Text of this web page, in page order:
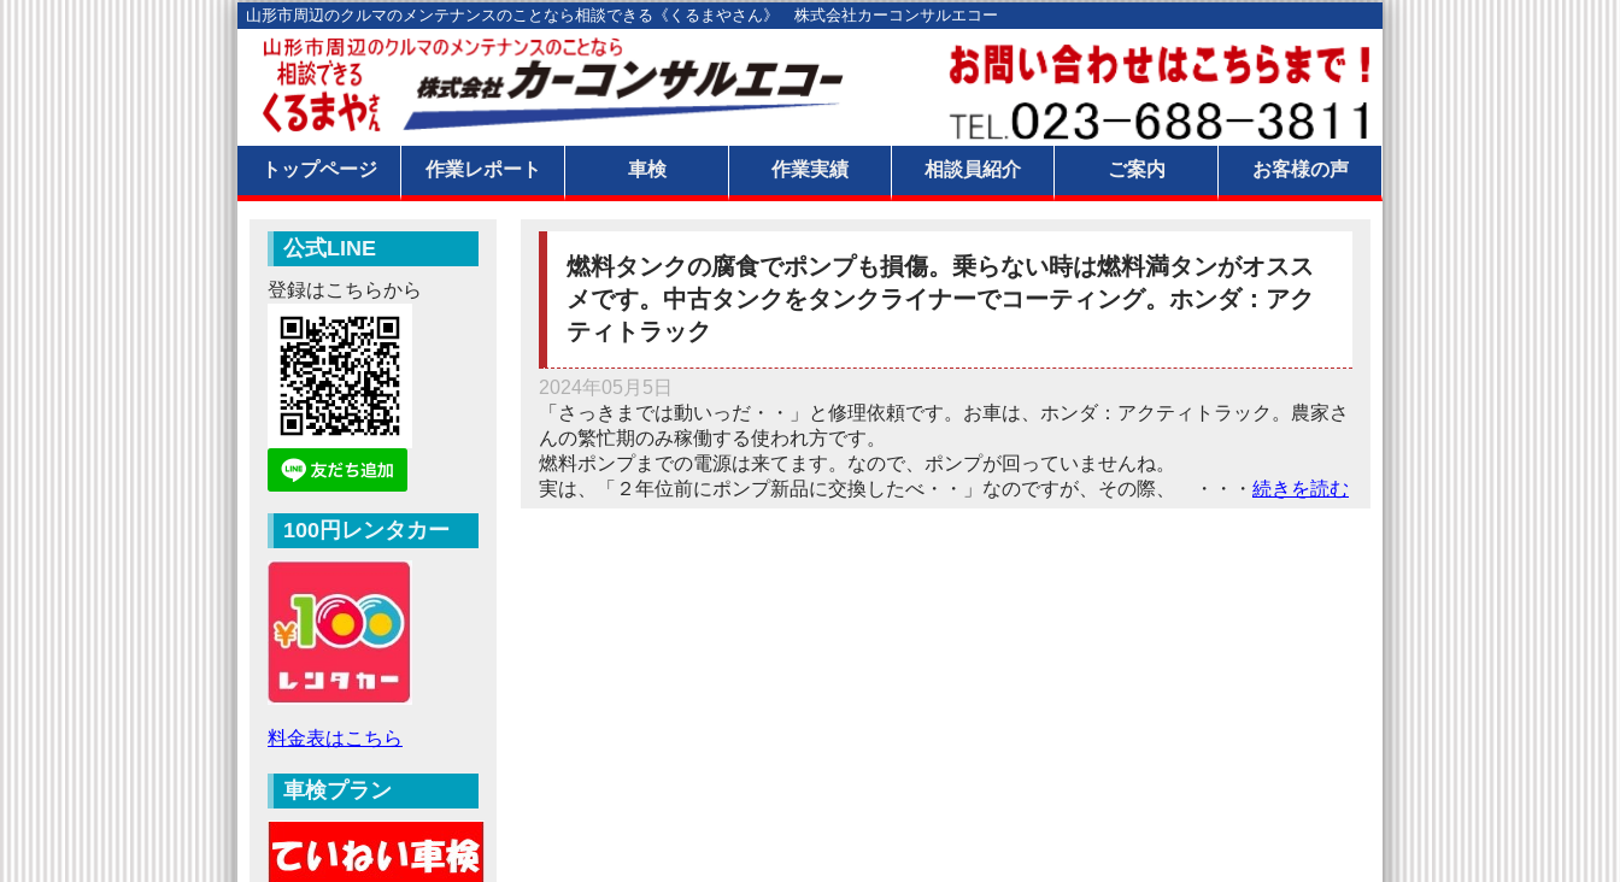
山形市周辺のクルマのメンテナンスのことなら相談できる《くるまやさん》 株式会社カーコンサルエコー
トップページ 作業レポート 車検 作業実績 相談員紹介 ご案内 お客様の声
燃料タンクの腐食でポンプも損傷。乗らない時は燃料満タンがオスス
メです。中古タンクをタンクライナーでコーティング。ホンダ：アク
ティトラック
2024年05月5日
「さっきまでは動いっだ・・」と修理依頼です。お車は、ホンダ：アクティトラック。農家さ
んの繁忙期のみ稼働する使われ方です。
燃料ポンプまでの電源は来てます。なので、ポンプが回っていませんね。
実は、「２年位前にポンプ新品に交換したべ・・」なのですが、その際、 ・・・ 続きを読む
公式LINE
登録はこちらから
100円レンタカー
料金表はこちら
車検プラン